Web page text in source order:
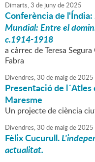
Dimarts,3 de junyde2025
Conferència de l'Índia:
Mundial: Entre el
c.1914-1918
a càrrec de Teresa
Fabra
Divendres,30 de maigde2025
Presentació de
Maresme
Un projecte de ciència
Divendres,30 de maigde2025
Fèlix Cucurull.
actualitat.